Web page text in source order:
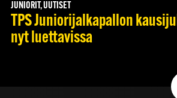
JUNIORIT, UUTISET
TPS Juniorijalkapallon
nyt luettavissa